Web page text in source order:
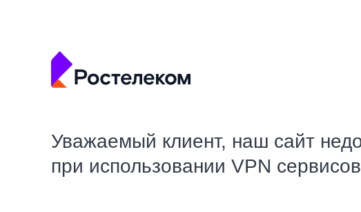
Уважаемый клиент, наш сайт
при использовании VPN сервисов